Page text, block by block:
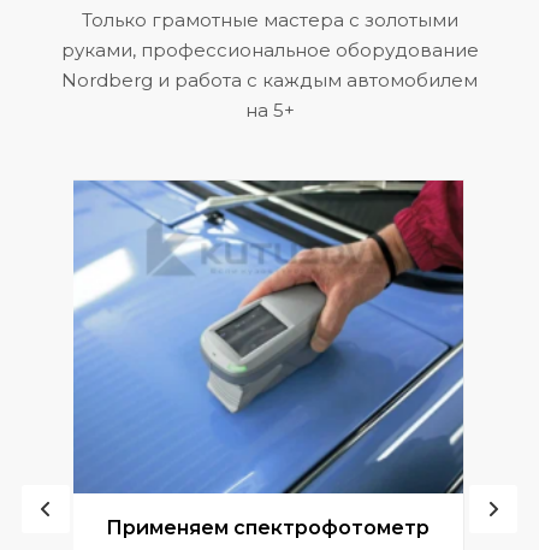
Только грамотные мастера с золотыми
руками, профессиональное оборудование
Nordberg и работа с каждым автомобилем
на 5+
Применяем спектрофотометр